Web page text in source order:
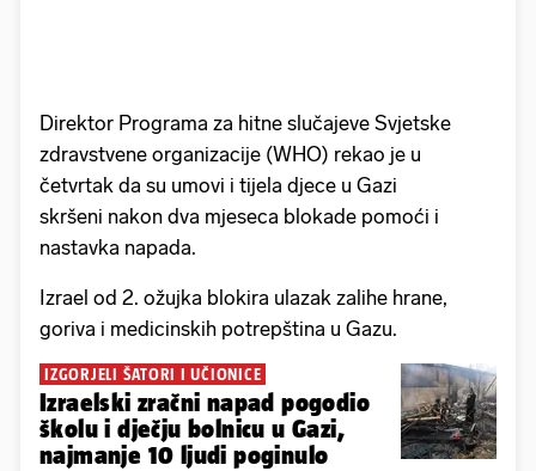
Direktor Programa za hitne slučajeve Svjetske
zdravstvene organizacije (WHO) rekao je u
četvrtak da su umovi i tijela djece u Gazi
skršeni nakon dva mjeseca blokade pomoći i
nastavka napada.
Izrael od 2. ožujka blokira ulazak zalihe hrane,
goriva i medicinskih potrepština u Gazu.
IZGORJELI ŠATORI I UČIONICE
Izraelski zračni napad pogodio
školu i dječju bolnicu u Gazi,
najmanje 10 ljudi poginulo